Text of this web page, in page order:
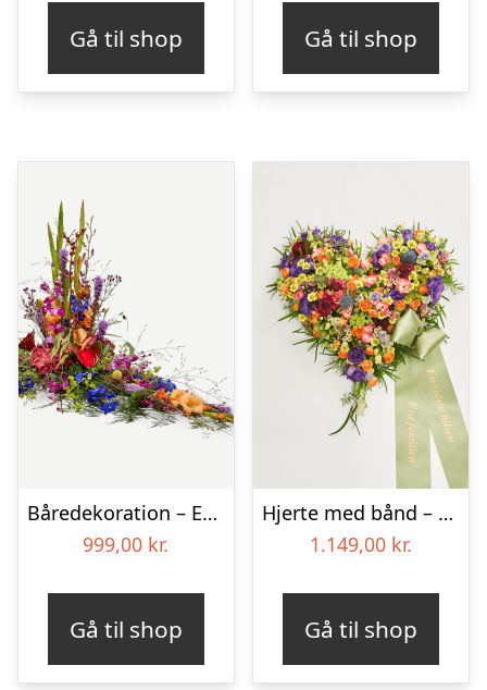
Gå til shop Gå til shop
Båredekoration – Et farverigt farvel
999,00 kr.
Gå til shop
Hjerte med bånd – Floristens kreative valg
1.149,00 kr.
Gå til shop